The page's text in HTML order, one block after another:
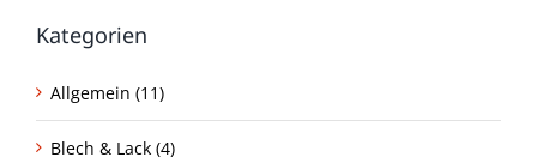
Kategorien
Allgemein (11)
Blech & Lack (4)